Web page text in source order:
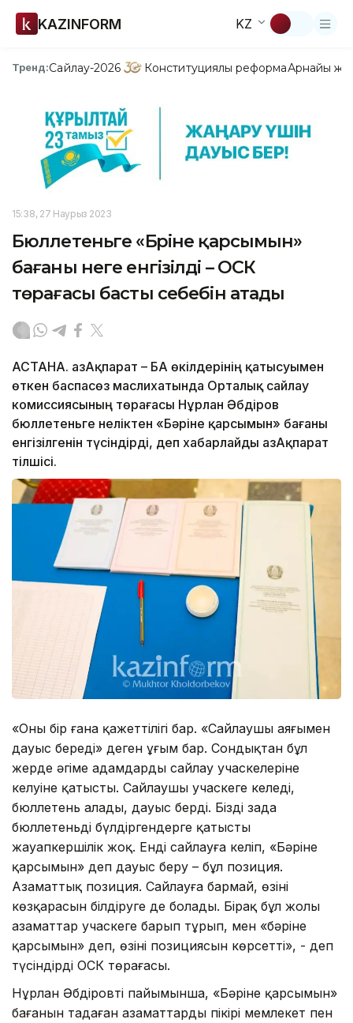
KAZINFORM KZ
Тренд:Сайлау-2026 Конституциялық реформаАрнайы
15:38, 27 Наурыз 2023
Бюллетеньге «Бәріне қарсымын»
бағаны неге енгізілді – ОСК
төрағасы басты себебін атады
АСТАНА. ҚазАқпарат – БАҚ өкілдерінің қатысуымен
өткен баспасөз маслихатында Орталық сайлау
комиссиясының төрағасы Нұрлан Әбдіров
бюллетеньге неліктен «Бәріне қарсымын» бағаны
енгізілгенін түсіндірді, деп хабарлайды ҚазАқпарат
тілшісі.
«Оның бір ғана қажеттілігі бар. «Сайлаушы аяғымен
дауыс береді» деген ұғым бар. Сондықтан бұл
жерде әңгіме адамдардың сайлау учаскелеріне
келуіне қатысты. Сайлаушы учаскеге келеді,
бюллетень алады, дауыс берді. Біздің заңда
бюллетеньді бүлдіргендерге қатысты
жауапкершілік жоқ. Енді сайлауға келіп, «Бәріне
қарсымын» деп дауыс беру – бұл позиция.
Азаматтық позиция. Сайлауға бармай, өзінің
көзқарасын білдіруге де болады. Бірақ бұл жолы
азаматтар учаскеге барып тұрып, мен «бәріне
қарсымын» деп, өзінің позициясын көрсетті», - деп
түсіндірді ОСК төрағасы.
Нұрлан Әбдіровтің пайымынша, «Бәріне қарсымын»
бағанын таңдаған азаматтардың пікірі мемлекет пен